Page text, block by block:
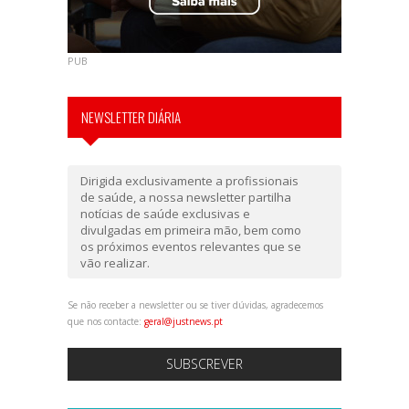
PUB
NEWSLETTER DIÁRIA
Dirigida exclusivamente a profissionais
de saúde, a nossa newsletter partilha
notícias de saúde exclusivas e
divulgadas em primeira mão, bem como
os próximos eventos relevantes que se
vão realizar.
Se não receber a newsletter ou se tiver dúvidas, agradecemos
que nos contacte: geral@justnews.pt
SUBSCREVER